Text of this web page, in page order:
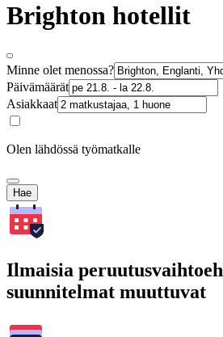
Brighton hotellit
Minne olet menossa?
Päivämäärät
Asiakkaat
Olen lähdössä työmatkalle
Hae
Ilmaisia
suunnitelmat muuttuvat